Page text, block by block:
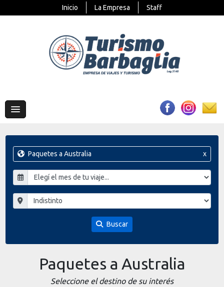
Inicio La Empresa Staff
Paquetes a Australia x
Buscar
Paquetes a Australia
Seleccione el destino de su interés